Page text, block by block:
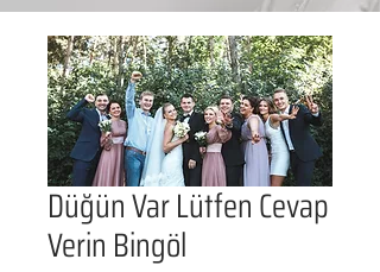
Düğün Var Lütfen Cevap
Verin Bingöl